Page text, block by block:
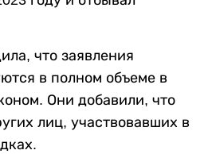
что заявления
в полном объеме в
Они добавили, что
лиц, участвовавших в